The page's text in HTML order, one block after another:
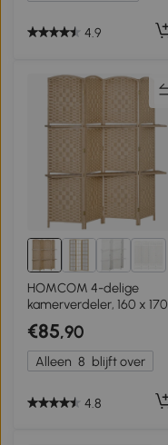
4.9
9+
HOMCOM 4-delige
kamerverdeler, 160 x 170
cm, opvouwbare
scheidingswand met 2
planken
€85,90
Alleen 8 blijft over
4.8